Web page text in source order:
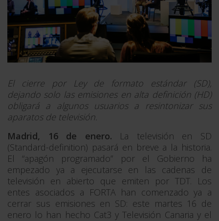
El cierre por Ley de formato estándar (SD),
dejando solo las emisiones en alta definición (HD)
obligará a algunos usuarios a resintonizar sus
aparatos de televisión.
Madrid, 16 de enero. La televisión en SD
(Standard-definition) pasará en breve a la historia.
El “apagón programado” por el Gobierno ha
empezado ya a ejecutarse en las cadenas de
televisión en abierto que emiten por TDT. Los
entes asociados a FORTA han comenzado ya a
cerrar sus emisiones en SD: este martes 16 de
enero lo han hecho Cat3 y Televisión Canaria y el